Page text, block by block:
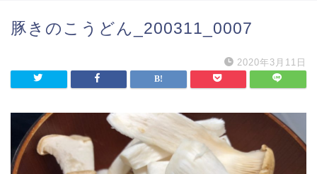
豚きのこうどん_200311_0007
2020年3月11日